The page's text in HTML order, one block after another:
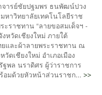
จารย์ชัยปฐมพร ธนพัฒน์ปวง
าวิทยาลัยเทคโนโลยีราช
ราชทาน “ลายขอสมเด็จฯ -
หวัดเชียงใหม่ ภายใต้
และผ้าลายพระราชทาน ณ
ดเชียงใหม่ อำเภอเมือง
ฐพล นราดิศร ผู้ว่าราชการ
อมด้วยหัวหน้าส่วนราชก... >>